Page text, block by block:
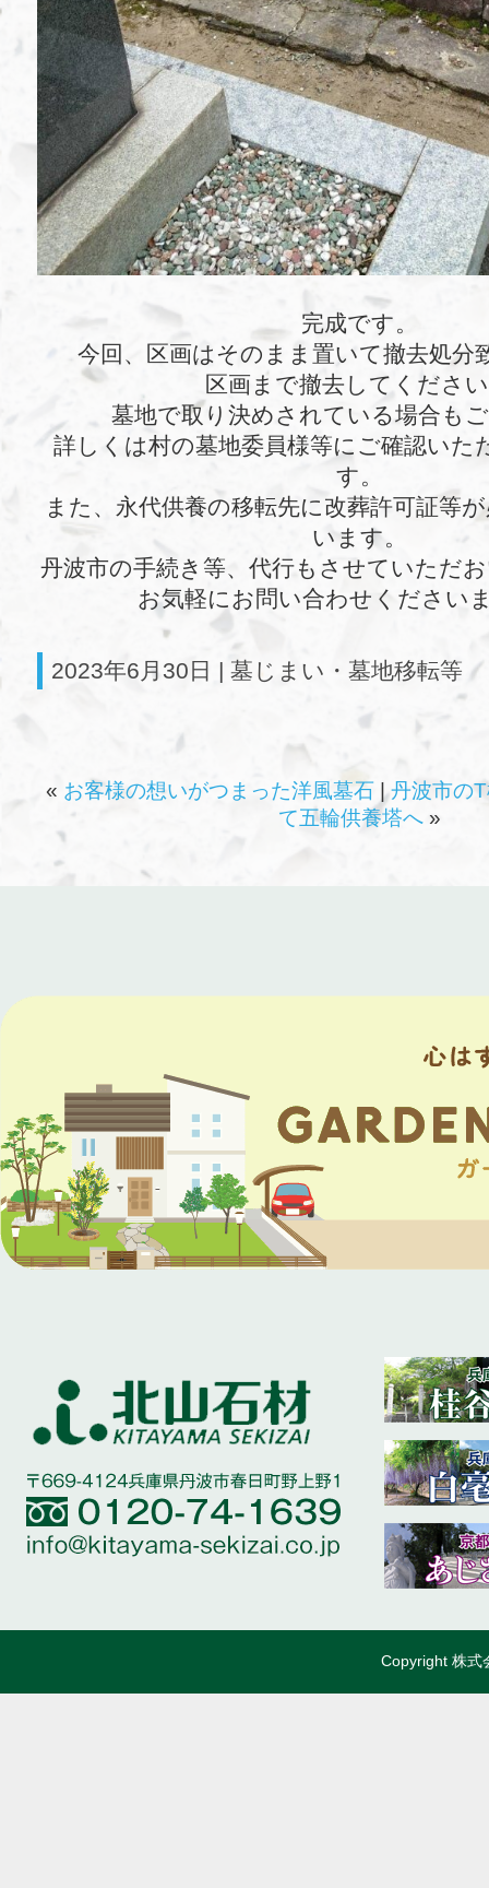
完成です。
今回、区画はそのまま置いて撤去処分
区画まで撤去してくださ
墓地で取り決めされている場合も
詳しくは村の墓地委員様等にご確認いた
す。
また、永代供養の移転先に改葬許可証等
います。
丹波市の手続き等、代行もさせていただ
お気軽にお問い合わせください
2023年6月30日 | 墓じまい・墓地移転等
« お客様の想いがつまった洋風墓石|丹波市の
て五輪供養塔へ»
Copyright 株式